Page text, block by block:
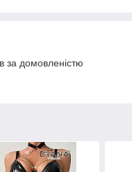
за домовленістю